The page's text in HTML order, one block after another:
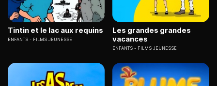
Tintin et le lac aux requins
ENFANTS FILMS JEUNESSE
Les grandes grandes
vacances
ENFANTS FILMS JEUNESSE